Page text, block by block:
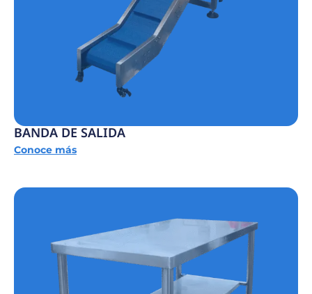
BANDA DE SALIDA
Conoce más